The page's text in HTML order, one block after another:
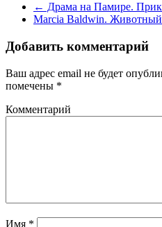
← Драма на Памире.
Marcia Baldwin.
Добавить комментарий
Ваш адрес email не будет
помечены *
Комментарий
Имя *